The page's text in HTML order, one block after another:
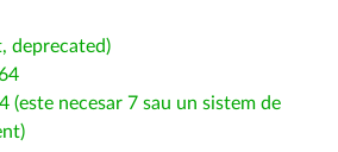
deprecated)
(este necesar 7 sau un sistem de